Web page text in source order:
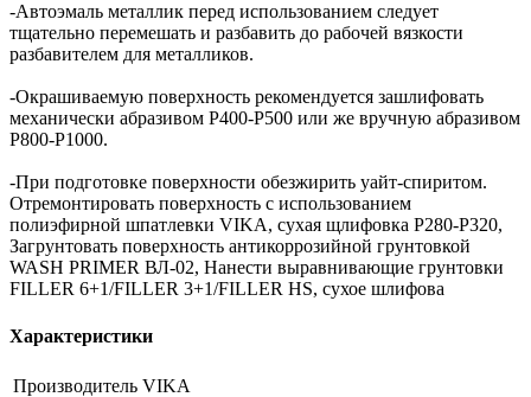
-Автоэмаль металлик перед использованием следует
тщательно перемешать и разбавить до рабочей вязкости
разбавителем для металликов.
-Окрашиваемую поверхность рекомендуется зашлифовать
механически абразивом Р400-Р500 или же вручную абразивом
Р800-Р1000.
-При подготовке поверхности обезжирить уайт-спиритом.
Отремонтировать поверхность с использованием
полиэфирной шпатлевки VIKA, сухая щлифовка P280-P320,
Загрунтовать поверхность антикоррозийной грунтовкой
WASH PRIMER ВЛ-02, Нанести выравнивающие грунтовки
FILLER 6+1/FILLER 3+1/FILLER HS, сухое шлифова
Характеристики
Производитель VIKA